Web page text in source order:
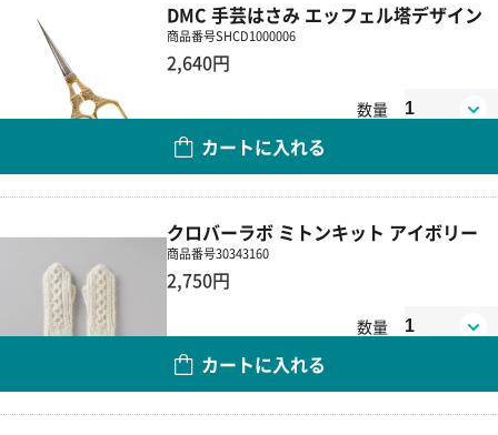
DMC 手芸はさみ エッフェル塔デザイン
商品番号SHCD1000006
2,640円
数量
カートに入れる
クロバーラボ ミトンキット アイボリー
商品番号30343160
2,750円
数量
カートに入れる